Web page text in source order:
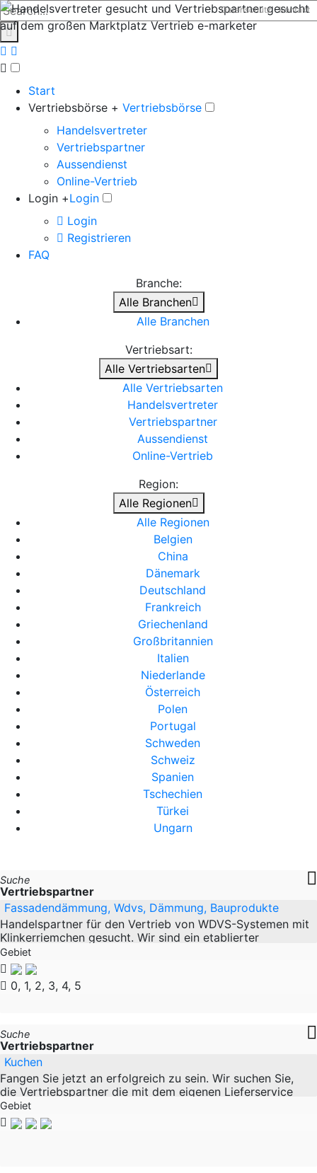
Datenschutz Kontakt
Start
Vertriebsbörse + Vertriebsbörse
Handelsvertreter
Vertriebspartner
Aussendienst
Online-Vertrieb
Login +Login
Login
Registrieren
FAQ
Branche:
Alle Branchen
Alle Branchen
Vertriebsart:
Alle Vertriebsarten
Alle Vertriebsarten
Handelsvertreter
Vertriebspartner
Aussendienst
Online-Vertrieb
Region:
Alle Regionen
Alle Regionen
Belgien
China
Dänemark
Deutschland
Frankreich
Griechenland
Großbritannien
Italien
Niederlande
Österreich
Polen
Portugal
Schweden
Schweiz
Spanien
Tschechien
Türkei
Ungarn
Suche
Vertriebspartner
Fassadendämmung, Wdvs, Dämmung, Bauprodukte
Handelspartner für den Vertrieb von WDVS-Systemen mit
Klinkerriemchen gesucht. Wir sind ein etablierter
Hersteller von bauaufsichtlich zugelassenen
Gebiet
0, 1, 2, 3, 4, 5
Suche
Vertriebspartner
Kuchen
Fangen Sie jetzt an erfolgreich zu sein. Wir suchen Sie,
die Vertriebspartner die mit dem eigenen Lieferservice
durch starten wollen. Alles was benötigt
Gebiet